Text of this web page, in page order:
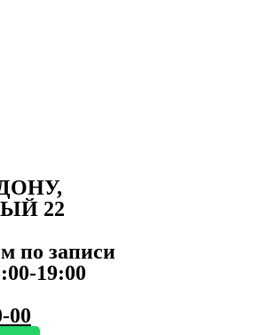
22
по записи
19:00
00